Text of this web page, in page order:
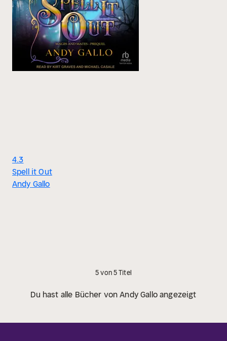
4.3
Spell it Out
Andy Gallo
5 von 5 Titel
Du hast alle Bücher von Andy Gallo angezeigt